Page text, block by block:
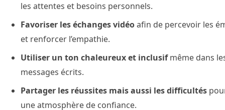
les attentes et besoins personnels.
Favoriser les échanges vidéoafin de percevoir les
et renforcer l’empathie.
Utiliser un ton chaleureux et inclusifmême dans
messages écrits.
Partager les réussites mais aussi les difficultés
une atmosphère de confiance.